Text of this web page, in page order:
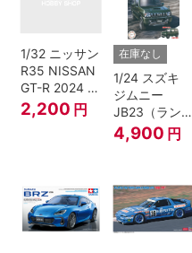
1/32 ニッサン
R35 NISSAN
GT-R 2024 メ
タリックブル
ー
2,200 円
在庫なし
1/24 スズキ
ジムニー
JB23（ランド
ベンチャー/ク
ールカーキパ
4,900 円